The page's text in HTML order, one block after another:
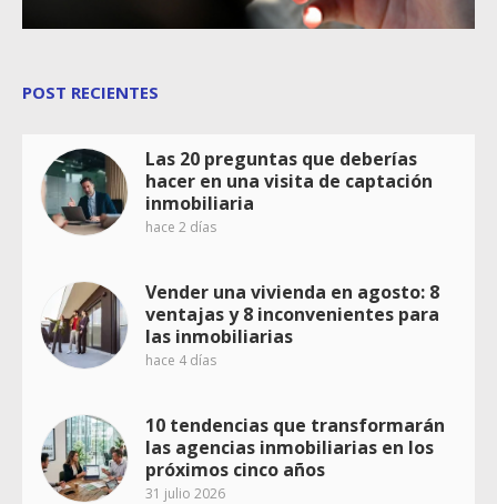
POST RECIENTES
Las 20 preguntas que deberías
hacer en una visita de captación
inmobiliaria
hace 2 días
Vender una vivienda en agosto: 8
ventajas y 8 inconvenientes para
las inmobiliarias
hace 4 días
10 tendencias que transformarán
las agencias inmobiliarias en los
próximos cinco años
31 julio 2026